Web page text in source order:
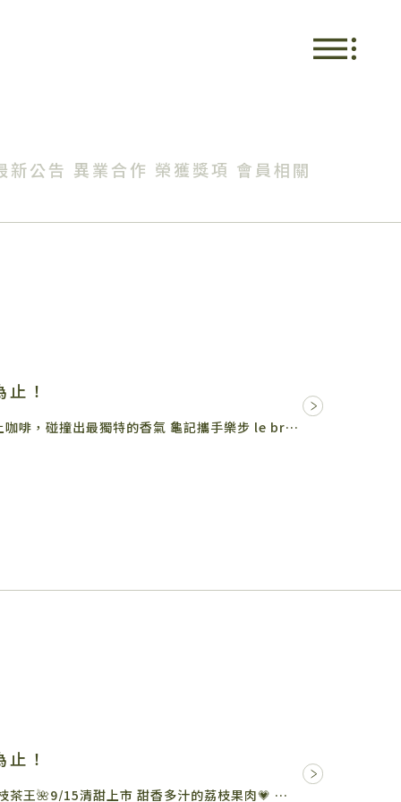
新公告 異業合作 榮獲獎項 會員相關
！
龜記茗品×樂步 le brewlife 當茶遇上咖啡，碰撞出最獨特的香氣 龜記攜手樂步 le brewlife…
！
綻放迷人香氣的「成熟系果茶」 🌺荔枝茶王🌺9/15清甜上市 甜香多汁的荔枝果肉💗 配上風味厚實、尾韻回甘的茶王…